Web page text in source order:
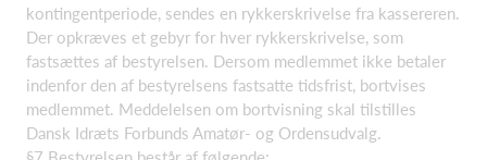
kontingentperiode, sendes en rykkerskrivelse fra kassereren.
Der opkræves et gebyr for hver rykkerskrivelse, som
fastsættes af bestyrelsen. Dersom medlemmet ikke betaler
indenfor den af bestyrelsens fastsatte tidsfrist, bortvises
medlemmet. Meddelelsen om bortvisning skal tilstilles
Dansk Idræts Forbunds Amatør- og Ordensudvalg.